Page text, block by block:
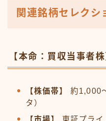
関連銘柄セレクシ
【本命：買収当事者
【株価帯】
約1,000
タ）
【市場】
東証プライ